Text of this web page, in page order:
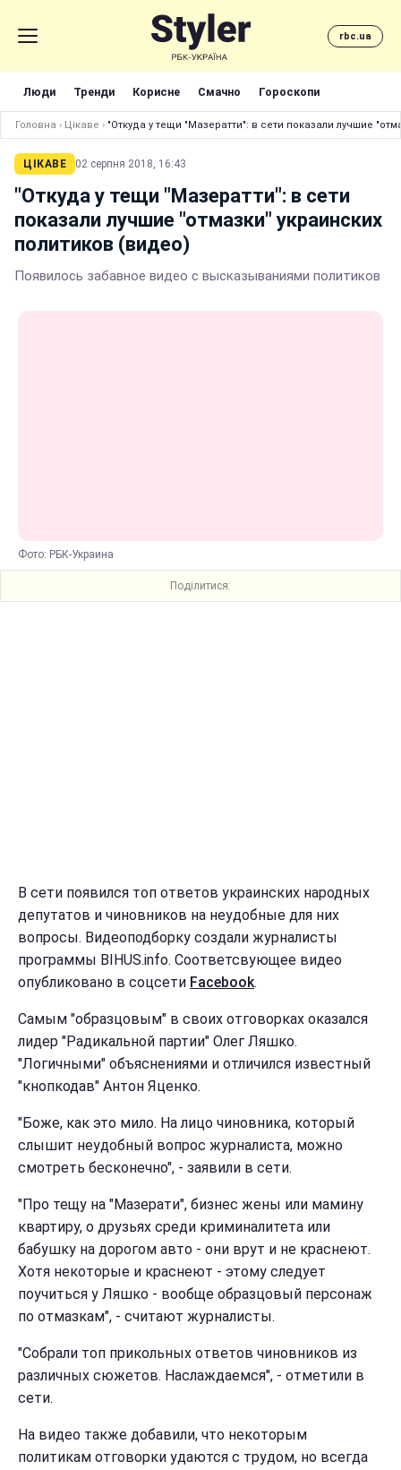
rbc.ua
Люди Тренди Корисне Смачно Гороскопи
Головна › Цікаве › "Откуда у тещи "Мазератти": в сети показали лучшие
ЦІКАВЕ 02 серпня 2018, 16:43
"Откуда у тещи "Мазератти": в сети
показали лучшие "отмазки" украинских
политиков (видео)
Появилось забавное видео с высказываниями политиков
Фото: РБК-Украина
Поділитися:
В сети появился топ ответов украинских народных
депутатов и чиновников на неудобные для них
вопросы. Видеоподборку создали журналисты
программы BIHUS.info. Соответсвующее видео
опубликовано в соцсети Facebook.
Самым "образцовым" в своих отговорках оказался
лидер "Радикальной партии" Олег Ляшко.
"Логичными" объяснениями и отличился известный
"кнопкодав" Антон Яценко.
"Боже, как это мило. На лицо чиновника, который
слышит неудобный вопрос журналиста, можно
смотреть бесконечно", - заявили в сети.
"Про тещу на "Мазерати", бизнес жены или мамину
квартиру, о друзьях среди криминалитета или
бабушку на дорогом авто - они врут и не краснеют.
Хотя некоторые и краснеют - этому следует
поучиться у Ляшко - вообще образцовый персонаж
по отмазкам", - считают журналисты.
"Собрали топ прикольных ответов чиновников из
различных сюжетов. Наслаждаемся", - отметили в
сети.
На видео также добавили, что некоторым
политикам отговорки удаются с трудом, но всегда